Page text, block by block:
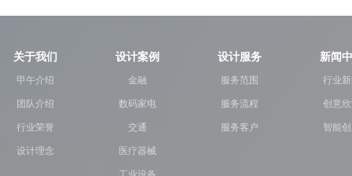
关于我们
甲午介绍
团队介绍
行业荣誉
设计理念
设计案例
金融
数码家电
交通
医疗器械
设计服务
服务范围
服务流程
服务客户
新闻
行业
创意
智能